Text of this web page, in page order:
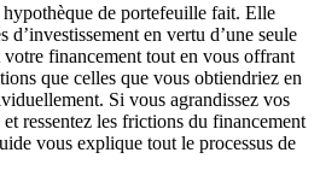
hypothèque de portefeuille fait. Elle
d’investissement en vertu d’une seule
financement tout en vous offrant
que celles que vous obtiendriez en
Si vous agrandissez vos
ressentez les frictions du financement
vous explique tout le processus de